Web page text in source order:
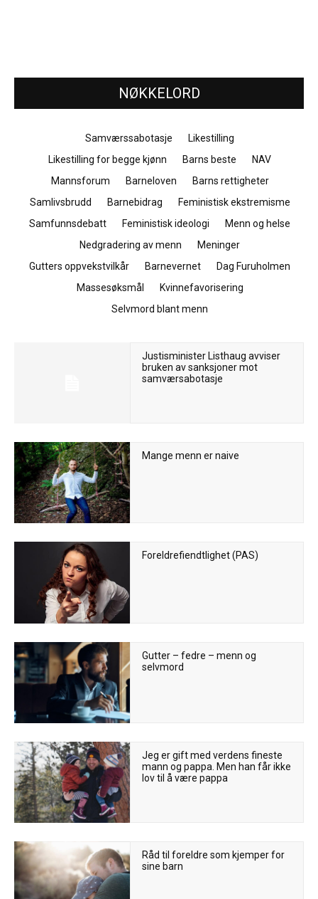
NØKKELORD
Samværssabotasje
Likestilling
Likestilling for begge kjønn
Barns beste
NAV
Mannsforum
Barneloven
Barns rettigheter
Samlivsbrudd
Barnebidrag
Feministisk ekstremisme
Samfunnsdebatt
Feministisk ideologi
Menn og helse
Nedgradering av menn
Meninger
Gutters oppvekstvilkår
Barnevernet
Dag Furuholmen
Massesøksmål
Kvinnefavorisering
Selvmord blant menn
Justisminister Listhaug avviser
bruken av sanksjoner mot
samværsabotasje
Mange menn er naive
Foreldrefiendtlighet (PAS)
Gutter – fedre – menn og
selvmord
Jeg er gift med verdens fineste
mann og pappa. Men han får ikke
lov til å være pappa
Råd til foreldre som kjemper for
sine barn